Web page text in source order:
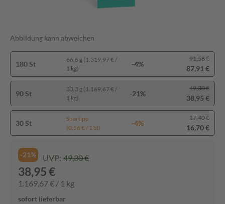
Abbildung kann abweichen
180 St
66,6 g (1.319,97 € /
1 kg)
-4%
91,58 €
87,91 €
90 St
33,3 g (1.169,67 € /
1 kg)
-21%
49,30 €
38,95 €
30 St
Spartipp
(0,56 € / 1 St)
-4%
17,40 €
16,70 €
-21% UVP: 49,30 €
38,95 €
1.169,67 € / 1 kg
sofort lieferbar